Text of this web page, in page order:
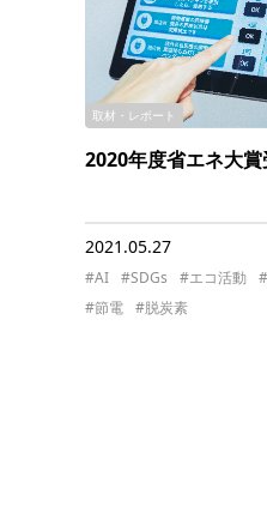
取材・レポート
2020年度省エネ大
2021.05.27
#AI #SDGs #エコ活動
#節電
#脱炭素